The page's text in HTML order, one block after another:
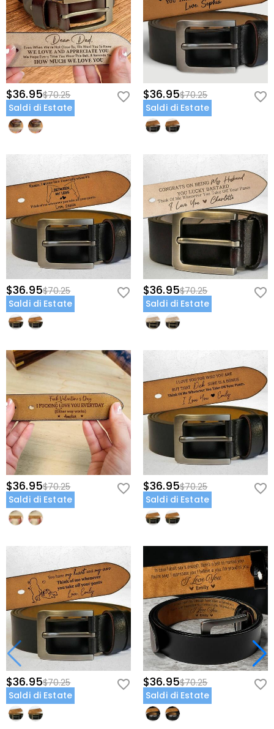
utilizzo.
Fibbia Spazzolata Anticata: Ferramenta resistente di ispirazione
vintage che conferisce un tocco sofisticato ma robusto al suo
abbigliamento professionale e casual.
Sentimento Interno Segreto: Mantiene il suo momento più vulnerabile
e orgoglioso professionale e privato, riservato solo a lui da vedere
mentre si prepara per la sua giornata.
Regalagli la forza della sua ora più bella da portare con sé ogni
ora.
$36.95$70.25
Saldi di Estate
$36.95$70.25
Saldi di Estate
$36.95$70.25
Saldi di Estate
$36.95$70.25
Saldi di Estate
$36.95$70.25
Saldi di Estate
$36.95$70.25
Saldi di Estate
$36.95$70.25
Saldi di Estate
$36.95$70.25
Saldi di Estate